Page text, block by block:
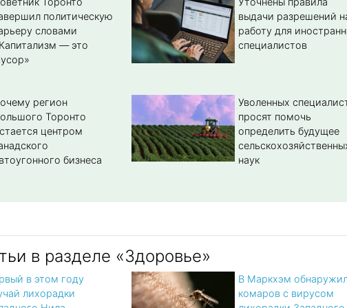
политическую
словами
— это
выдачи разрешений
работу для
специалистов
регион
Торонто
центром
бизнеса
Уволенных
просят помочь
определить будущее
наук
в разделе «Здоровье»
в этом году
лихорадки
В Маркхэм
комаров с вирусом